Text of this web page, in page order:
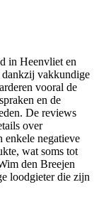
in Heenvliet en
dankzij vakkundige
vooral de
en de
De reviews
over
enkele negatieve
wat soms tot
den Breejen
loodgieter die zijn